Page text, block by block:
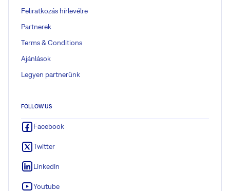
Feliratkozás hírlevélre
Partnerek
Terms & Conditions
Ajánlások
Legyen partnerünk
FOLLOW US
Facebook
Twitter
LinkedIn
Youtube